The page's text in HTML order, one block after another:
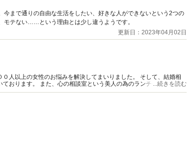
まで通りの自由な生活をしたい、好きな人ができないという2つの
モテない……という理由とは少し違うようです。
更新日：2023年04月02日
人以上の女性のお悩みを解決してまいりました。 そして、結婚相
おります。 また、心の相談室という美人の為のランチ会・お茶会
も大好評です。
...続きを読む